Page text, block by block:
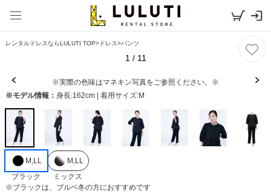
レンタルドレスならLULUTI TOP>ドレス>パンツ
1 / 11
※実際の色味はマネキン写真をご参照ください。※
※モデル情報： 身長:162cm | 着用サイズ:M
M,LL
ブラック
M,LL
ミックス
※ブラックは、 ブルベ冬の方におすすめです